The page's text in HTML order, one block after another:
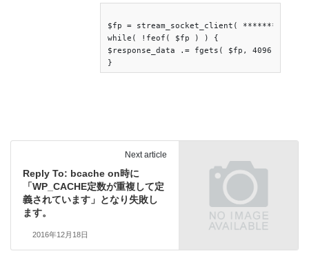
$fp = stream_socket_client( *******
while( !feof( $fp ) ) {
$response_data .= fgets( $fp, 4096 );
Next article
Reply To: bcache on時に
「WP_CACHE定数が重複して定
義されています」となり失敗し
ます。
2016年12月18日